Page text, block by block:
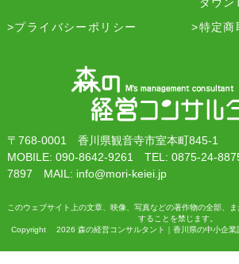
プライバシーポリシー
特定商
〒768-0001 香川県観音寺市室本町845-1
MOBILE: 090-8642-9261 TEL: 0875-24-
7897 MAIL: info@mori-keiei.jp
このウェブサイト上の文章、映像、写真などの著作物の全部、
することを禁じます。
Copyright 2026 森の経営コンサルタント｜香川県の中小企